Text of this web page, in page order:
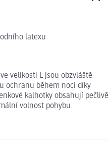
latexu
velikosti L jsou obzvláště
ochranu během noci díky
kalhotky obsahují pečlivě
volnost pohybu.